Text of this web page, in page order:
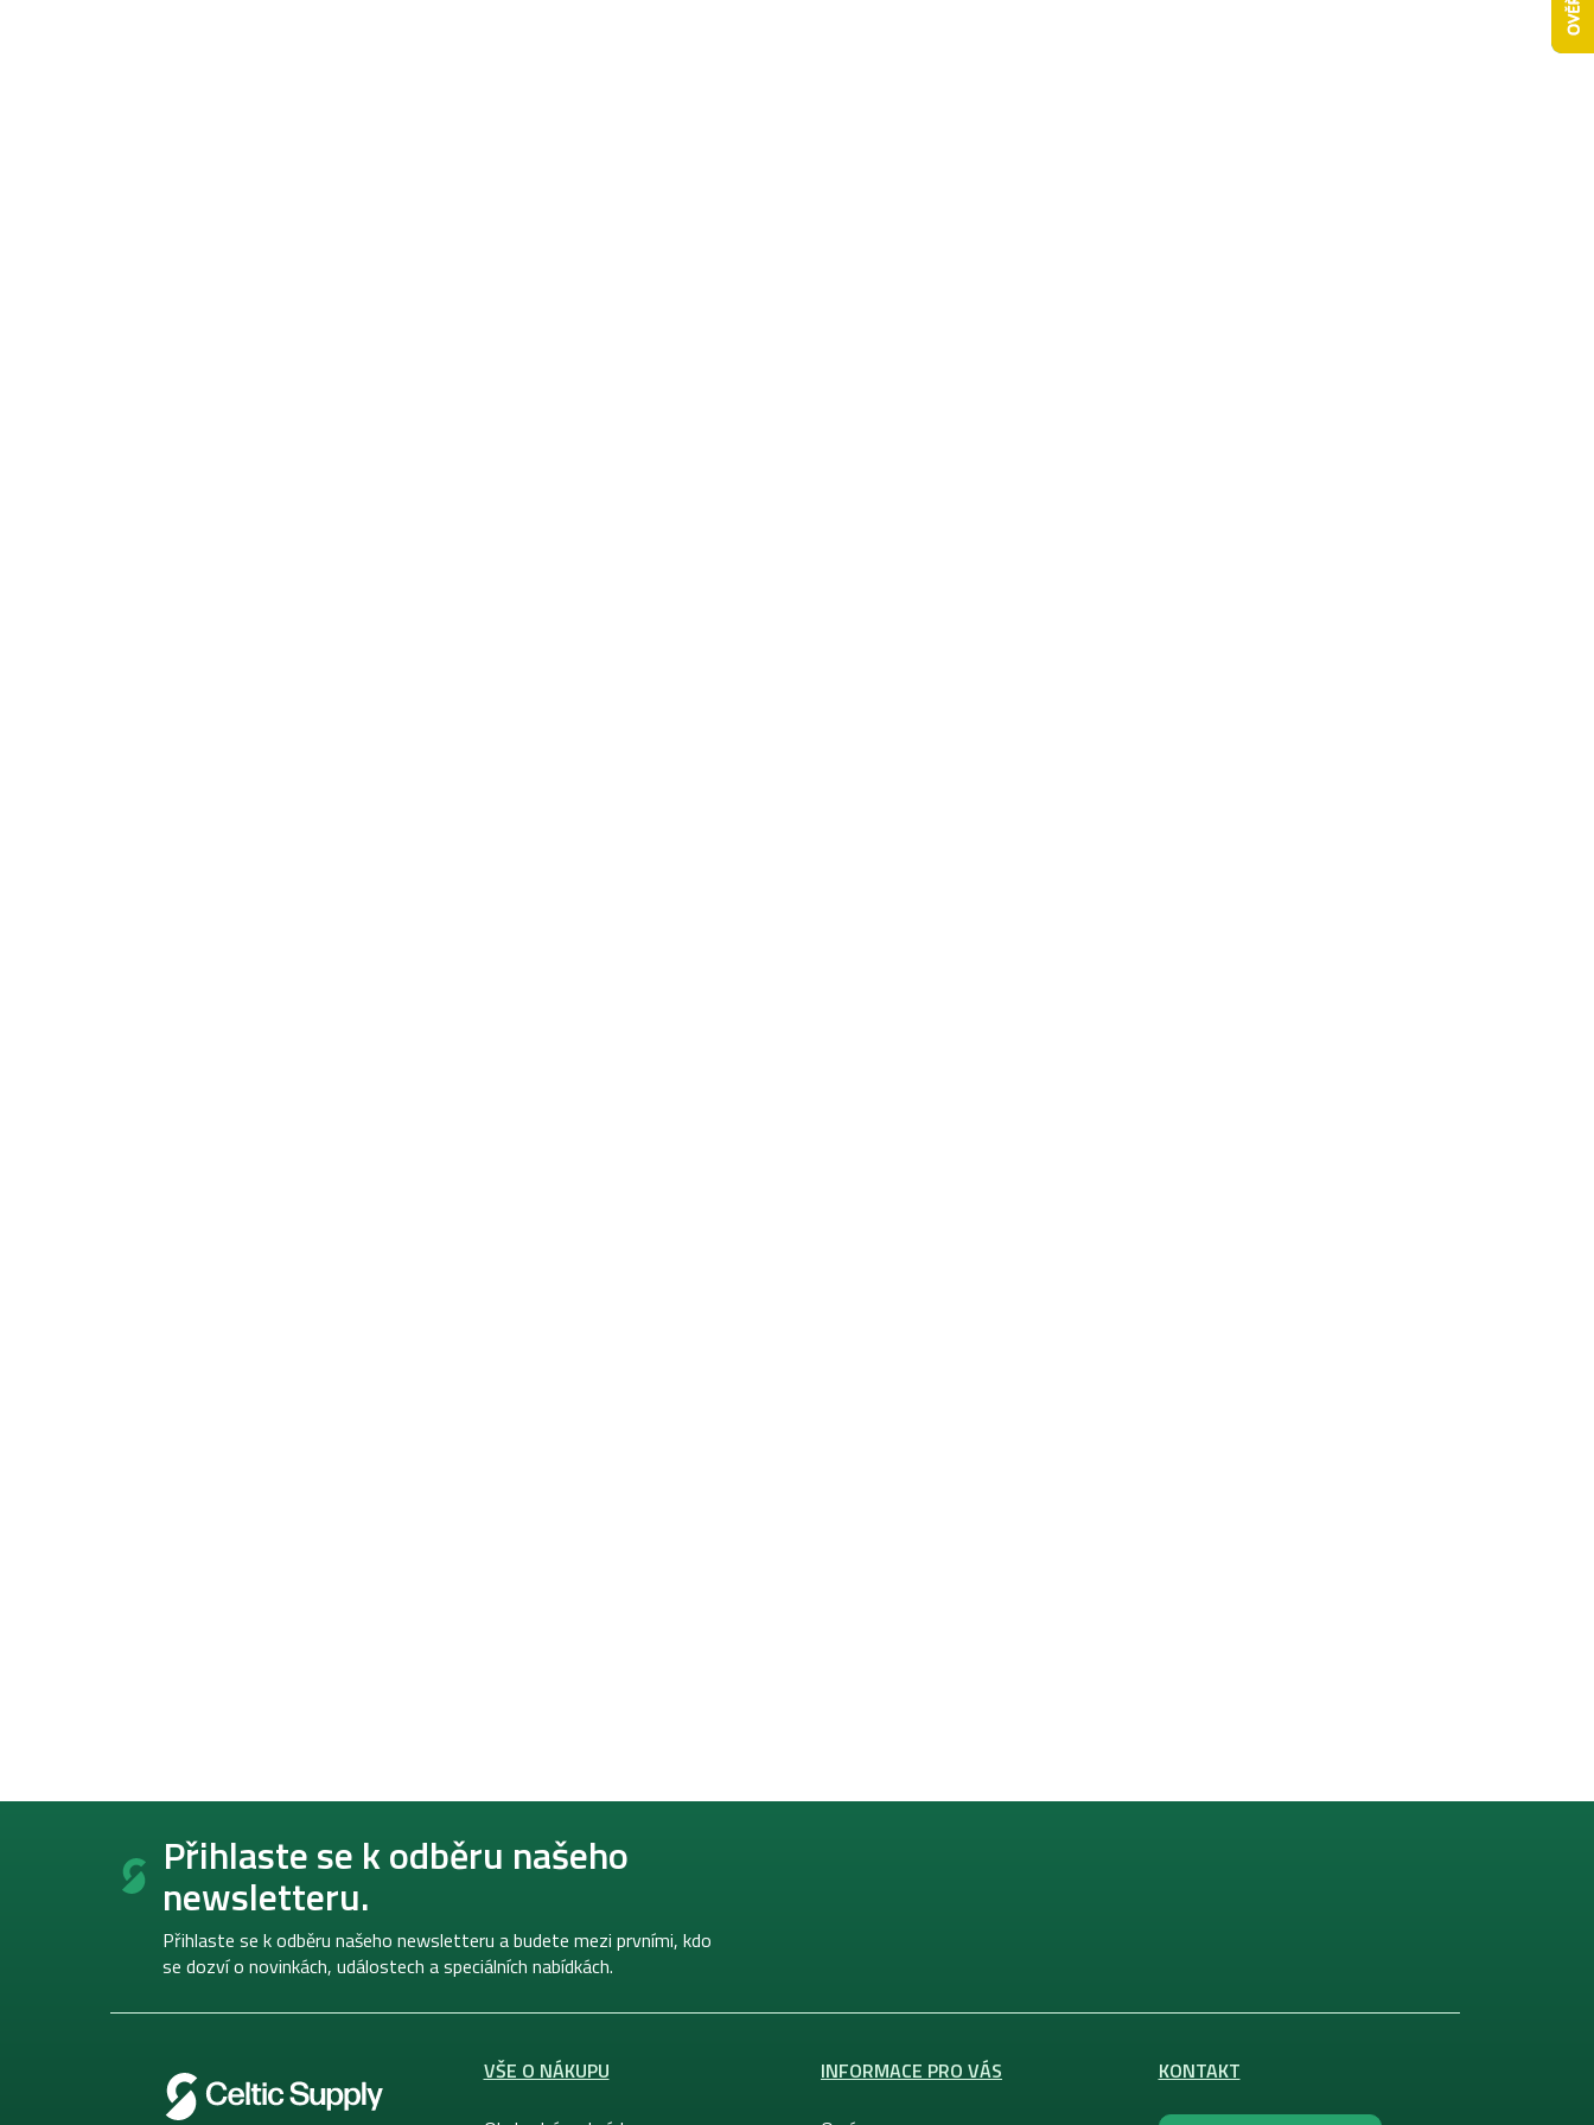
Z
Přihlaste se k odběru našeho
newsletteru.
Přihlaste se k odběru našeho newsletteru a budete mezi prvními, kdo
se dozví o novinkách, událostech a speciálních nabídkách.
VŠE O NÁKUPU INFORMACE PRO VÁS KONTAKT